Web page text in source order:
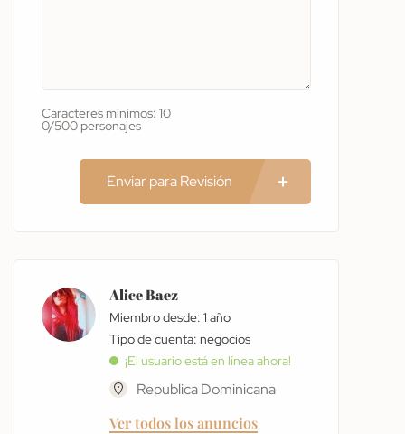
Caracteres mínimos: 10
0/500 personajes
Enviar para Revisión
Alice Baez
Miembro desde: 1 año
tipo de cuenta: negocios
¡El usuario está en línea ahora!
Republica Dominicana
Ver todos los anuncios